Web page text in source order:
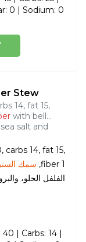
0 | Sodium: 0
Stew
14, fat 15,
with bell
salt and
carbs 14, fat 15,
fiber 1, سمك
الفلفل الحلو،
| Carbs: 14 |